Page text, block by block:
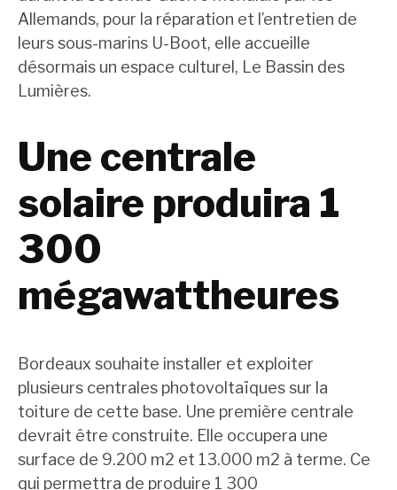
Allemands, pour la réparation et l’entretien de
leurs sous-marins U-Boot, elle accueille
désormais un espace culturel, Le Bassin des
Lumières.
Une centrale
solaire produira 1
300
mégawattheures
Bordeaux souhaite installer et exploiter
plusieurs centrales photovoltaïques sur la
toiture de cette base. Une première centrale
devrait être construite. Elle occupera une
surface de 9.200 m2 et 13.000 m2 à terme. Ce
qui permettra de produire 1 300